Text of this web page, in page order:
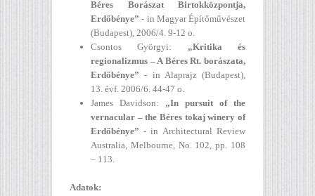
Béres Borászat Birtokközpontja,
Erdőbénye” - in Magyar Építőművészet
(Budapest), 2006/4. 9-12 o.
Csontos Györgyi: „Kritika és
regionalizmus – A Béres Rt. borászata,
Erdőbénye” - in Alaprajz (Budapest),
13. évf. 2006/6. 44-47 o.
James Davidson: „In pursuit of the
vernacular – the Béres tokaj winery of
Erdőbénye” - in Architectural Review
Australia, Melbourne, No. 102, pp. 108
– 113.
Adatok: